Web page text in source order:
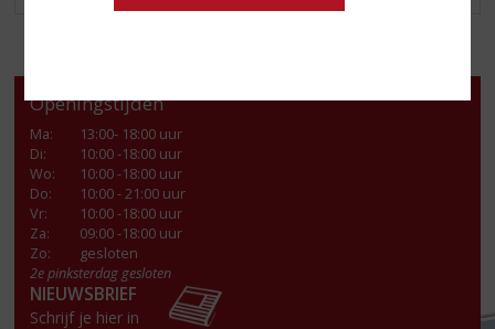
Openingstijden
Ma:
13:00- 18:00 uur
Di:
10:00 -18:00 uur
Wo:
10:00 -18:00 uur
Do:
10:00 - 21:00 uur
Vr:
10:00 -18:00 uur
Za:
09:00 -18:00 uur
Zo:
gesloten
2e pinksterdag gesloten
NIEUWSBRIEF
Schrijf je hier in